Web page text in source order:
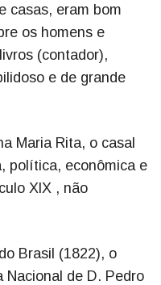
casas, eram bom
os homens e
(contador),
e de grande
Maria Rita, o casal
política, econômica e
XlX , não
Brasil (1822), o
Nacional de D. Pedro